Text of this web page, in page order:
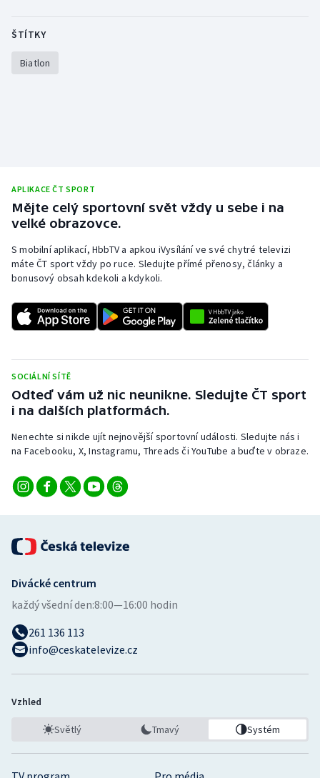
ŠTÍTKY
Biatlon
APLIKACE ČT SPORT
Mějte celý sportovní svět vždy u sebe i na
velké obrazovce.
S mobilní aplikací, HbbTV a apkou iVysílání ve své chytré televizi
máte ČT sport vždy po ruce. Sledujte přímé přenosy, články a
bonusový obsah kdekoli a kdykoli.
SOCIÁLNÍ SÍTĚ
Odteď vám už nic neunikne. Sledujte ČT sport
i na dalších platformách.
Nenechte si nikde ujít nejnovější sportovní události. Sledujte nás i
na Facebooku, X, Instagramu, Threads či YouTube a buďte v obraze.
Divácké centrum
každý všední den:8:00—16:00 hodin
261 136 113
info@ceskatelevize.cz
Vzhled
Světlý Tmavý Systém